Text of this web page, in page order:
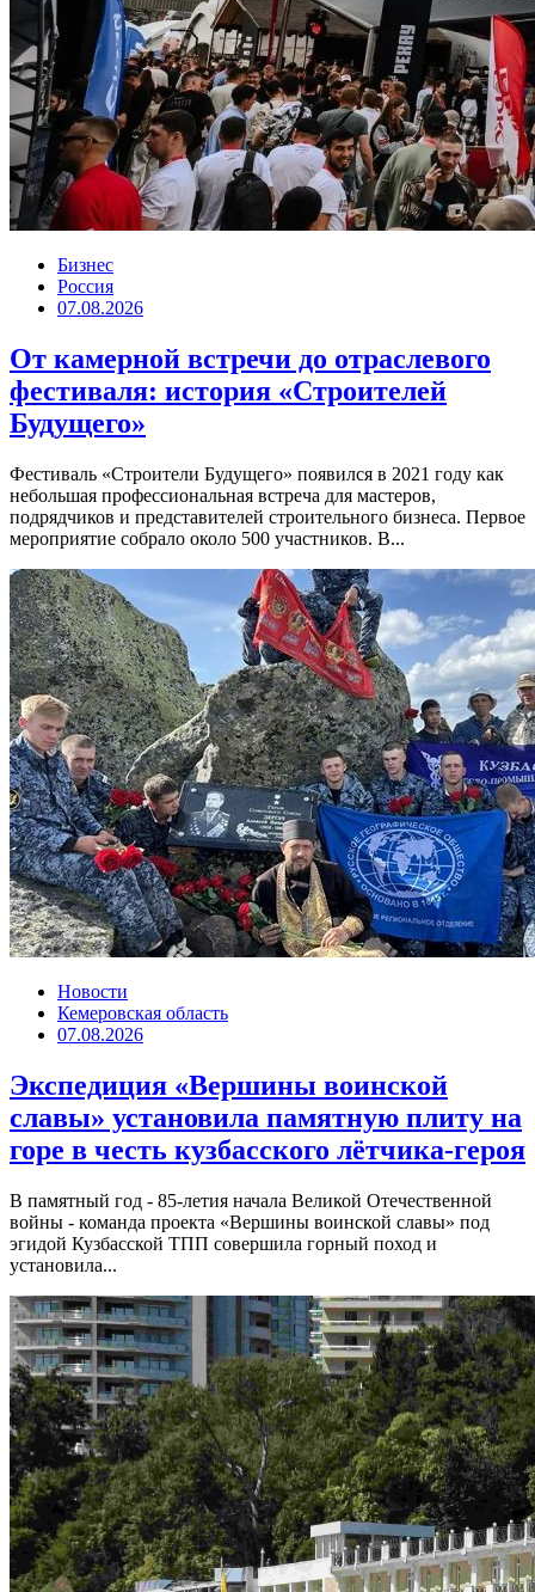
Бизнес
Россия
07.08.2026
От камерной встречи до отраслевого
фестиваля: история «Строителей
Будущего»
Фестиваль «Строители Будущего» появился в 2021 году как
небольшая профессиональная встреча для мастеров,
подрядчиков и представителей строительного бизнеса. Первое
мероприятие собрало около 500 участников. В...
Новости
Кемеровская область
07.08.2026
Экспедиция «Вершины воинской
славы» установила памятную плиту на
горе в честь кузбасского лётчика-героя
В памятный год - 85-летия начала Великой Отечественной
войны - команда проекта «Вершины воинской славы» под
эгидой Кузбасской ТПП совершила горный поход и
установила...